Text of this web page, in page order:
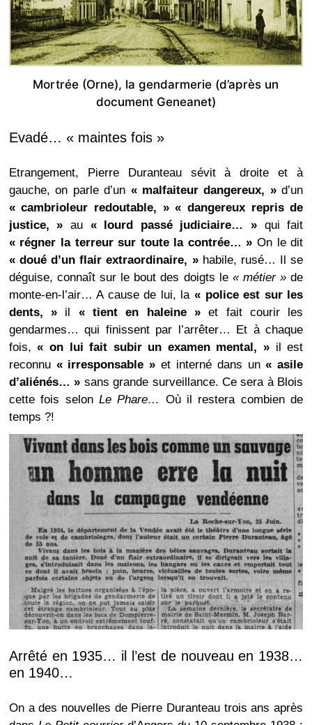
Mortrée (Orne), la gendarmerie (d’après un
document Geneanet)
Evadé… « maintes fois »
Etrangement, Pierre Duranteau sévit à droite et à
gauche, on parle d’un « malfaiteur dangereux, »d’un
« cambrioleur redoutable, » « dangereux repris de
justice, » au « lourd passé judiciaire… » qui fait
« régner la terreur sur toute la contrée… »On le dit
« doué d’un flair extraordinaire, »habile, rusé… Il se
déguise, connaît sur le bout des doigts le « métier »de
monte-en-l’air… A cause de lui, la« police est sur les
dents, » il « tient en haleine »et fait courir les
gendarmes… qui finissent par l’arrêter… Et à chaque
fois,« on lui fait subir un examen mental, » il est
reconnu « irresponsable » et interné dans un« asile
d’aliénés… » sans grande surveillance. Ce sera à Blois
cette fois selon Le Phare… Où il restera combien de
temps ?!
Arrêté en 1935… il l’est de nouveau en 1938…
en 1940…
On a des nouvelles de Pierre Duranteau trois ans après